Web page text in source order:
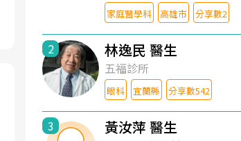
家庭醫學科 高雄市 分享數2
2 林逸民 醫生
五福診所
眼科 宜蘭縣 分享數542
3 黃汝萍 醫生